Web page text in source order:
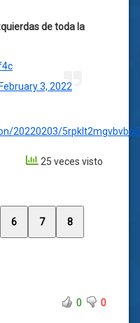
de toda la
February 3, 2022
20220203/
25 veces visto
6 7 8
0
0